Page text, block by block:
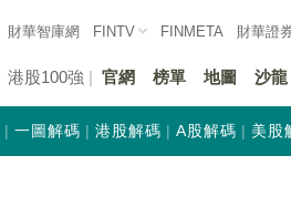
財華智庫網 FINTV FINMETA 財華證
港股100強 官網 榜單 地圖 沙龍
一圖解碼 港股解碼 A股解碼 美股